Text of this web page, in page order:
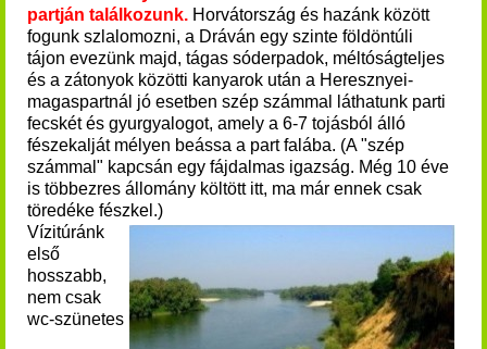
partján találkozunk. Horvátország és hazánk között
fogunk szlalomozni, a Dráván egy szinte földöntúli
tájon evezünk majd, tágas sóderpadok, méltóságteljes
és a zátonyok közötti kanyarok után a Heresznyei-
magaspartnál jó esetben szép számmal láthatunk parti
fecskét és gyurgyalogot, amely a 6-7 tojásból álló
fészekalját mélyen beássa a part falába. (A "szép
számmal" kapcsán egy fájdalmas igazság. Még 10 éve
is többezres állomány költött itt, ma már ennek csak
töredéke fészkel.)
Vízitúránk
első
hosszabb,
nem csak
wc-szünetes